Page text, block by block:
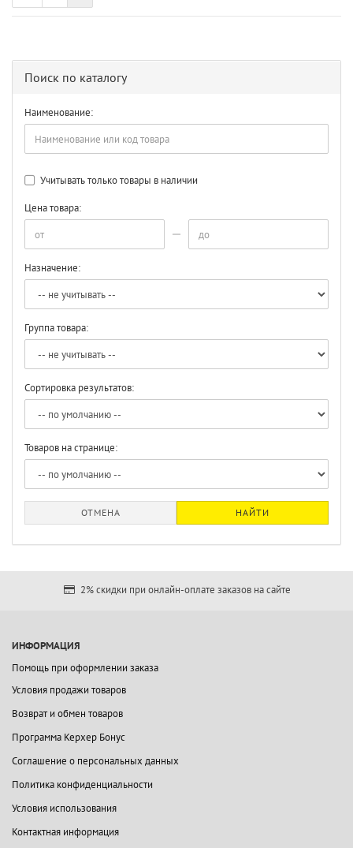
Поиск по каталогу
Наименование:
Учитывать только товары в наличии
Цена товара:
Назначение:
Группа товара:
Сортировка результатов:
Товаров на странице:
ОТМЕНА НАЙТИ
2% скидки при онлайн-оплате заказов на сайте
ИНФОРМАЦИЯ
Помощь при оформлении заказа
Условия продажи товаров
Возврат и обмен товаров
Программа Керхер Бонус
Соглашение о персональных данных
Политика конфиденциальности
Условия использования
Контактная информация